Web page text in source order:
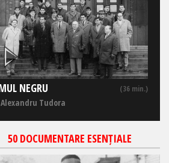
NEGRU (36 min.)
Tudora
50 DOCUMENTARE ESENȚIALE